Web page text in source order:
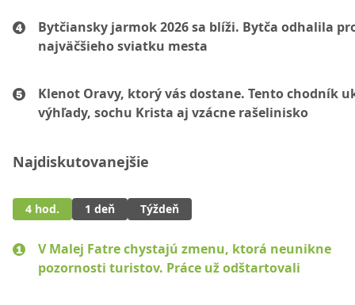
Bytčiansky jarmok 2026 sa blíži. Bytča odhalila
najväčšieho sviatku mesta
Klenot Oravy, ktorý vás dostane. Tento chodník
výhľady, sochu Krista aj vzácne rašelinisko
Najdiskutovanejšie
4 hod. 1 deň Týždeň
V Malej Fatre chystajú zmenu, ktorá neunikne
pozornosti turistov. Práce už odštartovali